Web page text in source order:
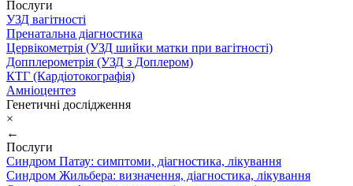
Послуги
УЗД вагітності
Пренатальна діагностика
Цервікометрія (УЗД шийки матки при вагітності)
Допплерометрія (УЗД з Доплером)
КТГ (Кардіотокографія)
Амніоцентез
Генетичні дослідження
×
←
Послуги
Синдром Патау: симптоми, дiагностика, лiкування
Синдром Жильбера: визначення, діагностика, лікування